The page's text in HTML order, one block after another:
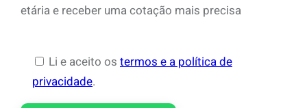
etária e receber uma cotação mais precisa
Li e aceito os termos e a política de
privacidade.